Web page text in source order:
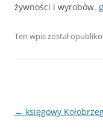
żywności i wyrobów.
Ten wpis został
Nawigacja
← księgowy